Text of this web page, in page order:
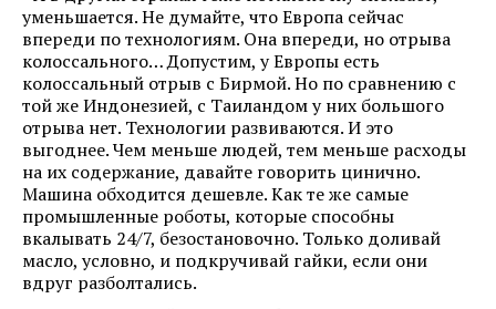
уменьшается. Не думайте, что Европа сейчас
впереди по технологиям. Она впереди, но отрыва
колоссального… Допустим, у Европы есть
колоссальный отрыв с Бирмой. Но по сравнению с
той же Индонезией, с Таиландом у них большого
отрыва нет. Технологии развиваются. И это
выгоднее. Чем меньше людей, тем меньше расходы
на их содержание, давайте говорить цинично.
Машина обходится дешевле. Как те же самые
промышленные роботы, которые способны
вкалывать 24/7, безостановочно. Только доливай
масло, условно, и подкручивай гайки, если они
вдруг разболтались.